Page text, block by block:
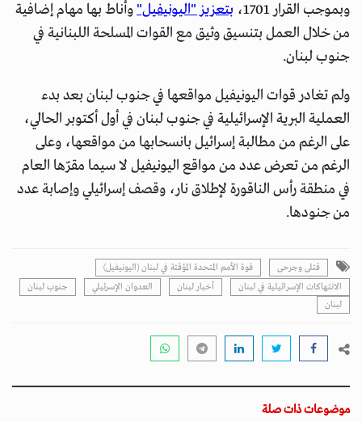
وبموجب القرار 1701،
بتعزيز "اليونيفيل"وأناط بها مهام إضافية
من خلال العمل بتنسيق وثيق مع القوات المسلحة اللبنانية في
جنوب لبنان.
ولم تغادر قوات اليونيفيل مواقعها في جنوب لبنان بعد بدء
العملية البرية الإسرائيلية في جنوب لبنان في أول أكتوبر الحالي،
على الرغم من مطالبة إسرائيل بانسحابها من مواقعها، وعلى
الرغم من تعرض عدد من مواقع اليونيفيل لا سيما مقرّها العام
في منطقة رأس الناقورة لإطلاق نار، وقصف إسرائيلي وإصابة عدد
من جنودها.
قتلى وجرحى
قوة الأمم المتحدة المؤقتة في لبنان (اليونيفيل)
الانتهاكات الإسرائيلية في لبنان
أخبار لبنان العدوان الإسرئيلي
جنوب لبنان
لبنان
موضوعات ذات صلة